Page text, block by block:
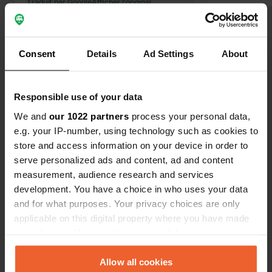
Consent Details Ad Settings About
Responsible use of your data
We and our 1022 partners process your personal data,
e.g. your IP-number, using technology such as cookies to
store and access information on your device in order to
serve personalized ads and content, ad and content
measurement, audience research and services
development. You have a choice in who uses your data
and for what purposes. Your privacy choices are only
applicable on this digital property where you have made
any time from the Cookie Declaration or by clicking on
the Privacy trigger icon.Allow all cookies
puis lorsque je l'ai utilisé sur le
Traduit par GoogleAfficher l'original
Contact
Emplacement
Rue des Nières 50
Copie